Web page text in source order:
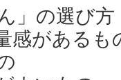
」の選び方
感があるも